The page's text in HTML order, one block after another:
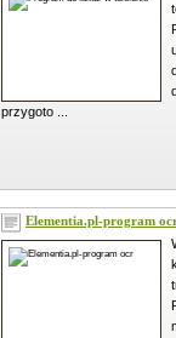
przygoto ...
Elementia.pl-program